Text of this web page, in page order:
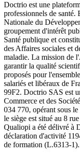
Doctrio est une
professionnels de santé.
Nationale du
groupement d'intérêt
Santé publique et
des Affaires sociales et
maladie. La mission de
garantir la qualité
proposés pour
salariés et libéraux de
99F2. Doctrio SAS est
Commerce et des
034 770, opérant sous
le siège est situé au 8
Qualiopi a été délivré à
déclaration d'activité
de formation (L.6313-1).